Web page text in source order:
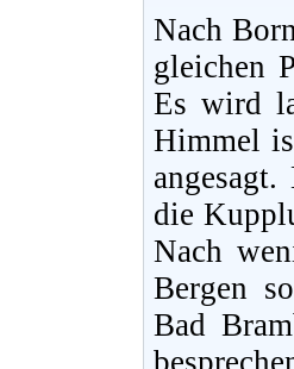
Nach
gleichen
Es wird
Himmel
die
Nach
Bergen
Bad